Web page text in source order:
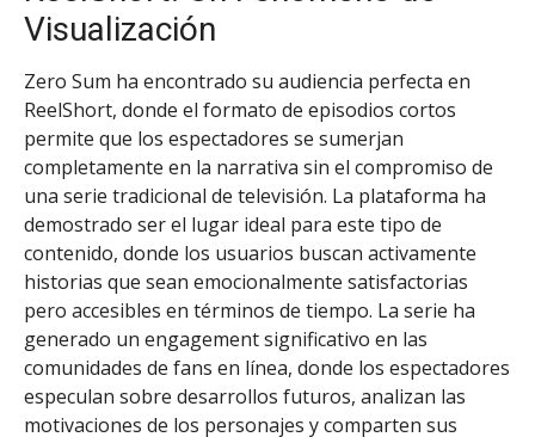
Visualización
Zero Sum ha encontrado su audiencia perfecta en
ReelShort, donde el formato de episodios cortos
permite que los espectadores se sumerjan
completamente en la narrativa sin el compromiso de
una serie tradicional de televisión. La plataforma ha
demostrado ser el lugar ideal para este tipo de
contenido, donde los usuarios buscan activamente
historias que sean emocionalmente satisfactorias
pero accesibles en términos de tiempo. La serie ha
generado un engagement significativo en las
comunidades de fans en línea, donde los espectadores
especulan sobre desarrollos futuros, analizan las
motivaciones de los personajes y comparten sus